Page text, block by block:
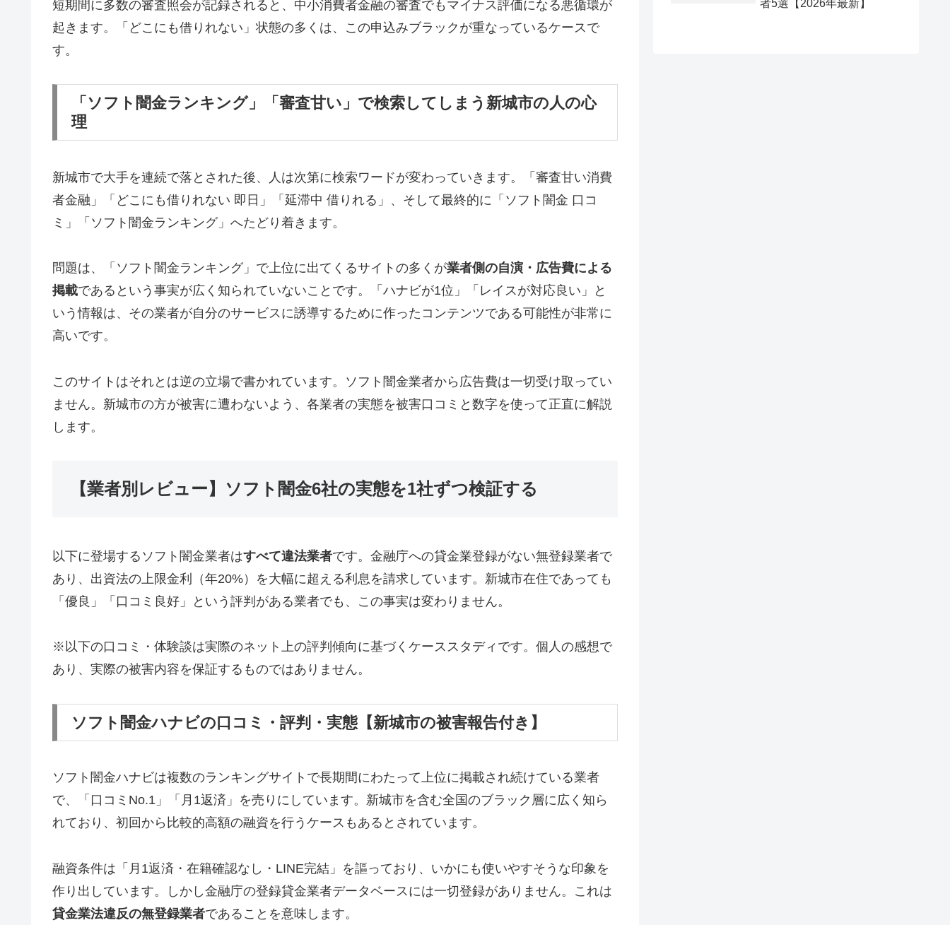
短期間に多数の審査照会が記録されると、中小消費者金融の審査でもマイナス評価になる悪循環が
起きます。「どこにも借りれない」状態の多くは、この申込みブラックが重なっているケースで
す。
「ソフト闇金ランキング」「審査甘い」で検索してしまう新城市の人の心
理
新城市で大手を連続で落とされた後、人は次第に検索ワードが変わっていきます。「審査甘い消費
者金融」「どこにも借りれない 即日」「延滞中 借りれる」、そして最終的に「ソフト闇金 口コ
ミ」「ソフト闇金ランキング」へたどり着きます。
問題は、「ソフト闇金ランキング」で上位に出てくるサイトの多くが業者側の自演・広告費による
掲載であるという事実が広く知られていないことです。「ハナビが1位」「レイスが対応良い」と
いう情報は、その業者が自分のサービスに誘導するために作ったコンテンツである可能性が非常に
高いです。
このサイトはそれとは逆の立場で書かれています。ソフト闇金業者から広告費は一切受け取ってい
ません。新城市の方が被害に遭わないよう、各業者の実態を被害口コミと数字を使って正直に解説
します。
【業者別レビュー】ソフト闇金6社の実態を1社ずつ検証する
以下に登場するソフト闇金業者はすべて違法業者です。金融庁への貸金業登録がない無登録業者で
あり、出資法の上限金利（年20%）を大幅に超える利息を請求しています。新城市在住であっても
「優良」「口コミ良好」という評判がある業者でも、この事実は変わりません。
※以下の口コミ・体験談は実際のネット上の評判傾向に基づくケーススタディです。個人の感想で
あり、実際の被害内容を保証するものではありません。
ソフト闇金ハナビの口コミ・評判・実態【新城市の被害報告付き】
ソフト闇金ハナビは複数のランキングサイトで長期間にわたって上位に掲載され続けている業者
で、「口コミNo.1」「月1返済」を売りにしています。新城市を含む全国のブラック層に広く知ら
れており、初回から比較的高額の融資を行うケースもあるとされています。
融資条件は「月1返済・在籍確認なし・LINE完結」を謳っており、いかにも使いやすそうな印象を
作り出しています。しかし金融庁の登録貸金業者データベースには一切登録がありません。これは
貸金業法違反の無登録業者であることを意味します。
者5選【2026年最新】